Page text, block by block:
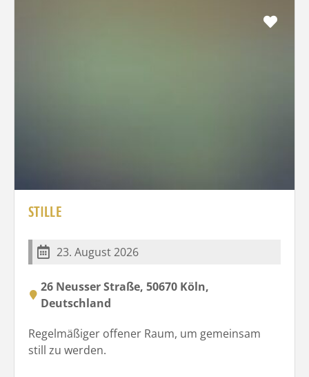
STILLE
23. August 2026
26 Neusser Straße, 50670 Köln,
Deutschland
Regelmäßiger offener Raum, um gemeinsam
still zu werden.